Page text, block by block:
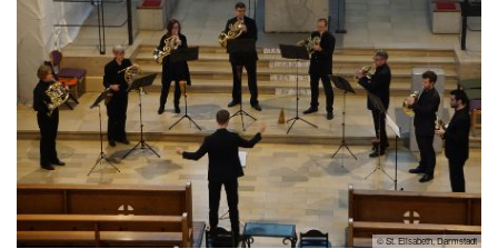
© St. Elisabeth, Darmstadt